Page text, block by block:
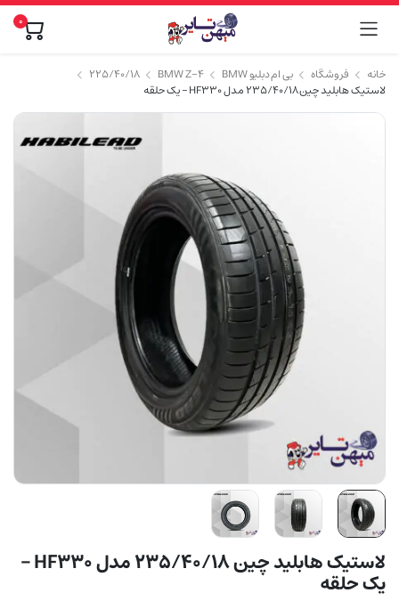
0
خانه فروشگاه بی ام دبلیو BMW BMW Z-4
۲۲۵/۴۰/۱۸
لاستیک هابلید چین 235/40/18 مدل HF330 – یک حلقه
لاستیک هابلید چین 235/40/18 مدل HF330 –
یک حلقه